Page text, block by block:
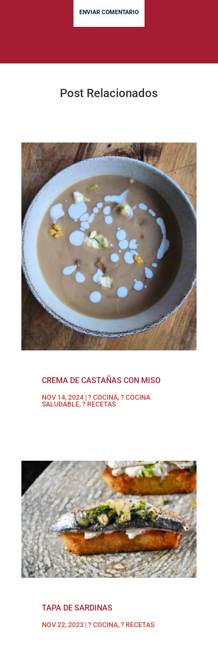
ENVIAR COMENTARIO
Post Relacionados
CREMA DE CASTAÑAS CON MISO
NOV 14, 2024 |? COCINA,? COCINA
SALUDABLE,? RECETAS
TAPA DE SARDINAS
NOV 22, 2023 |? COCINA,? RECETAS